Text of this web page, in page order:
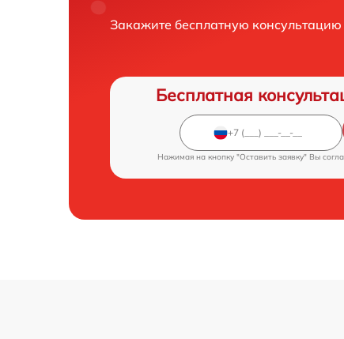
Закажите бесплатную консультацию
Бесплатная
Нажимая на кнопку "Оставить заявку" Вы